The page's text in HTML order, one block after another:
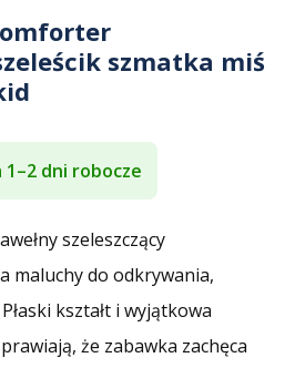
szmatka miś
1–2 dni robocze
szeleszczący
maluchy do odkrywania,
kształt i wyjątkowa
że zabawka zachęca